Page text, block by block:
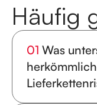
Häufig
01 Was